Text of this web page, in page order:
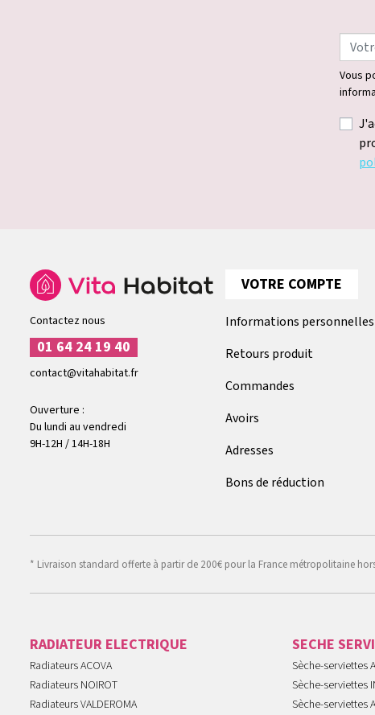
Vous
Contactez nous
01 64 24 19 40
contact@vitahabitat.fr
Ouverture :
Du lundi au vendredi
9H-12H / 14H-18H
VOTRE COMPTE
Informations personnelles
Retours produit
Commandes
Avoirs
Adresses
Bons de réduction
* Livraison standard offerte à partir de 200€ pour la France métropolitaine
RADIATEUR ELECTRIQUE
Radiateurs ACOVA
Radiateurs NOIROT
Radiateurs VALDEROMA
SECHE
Sèche-serviettes
Sèche-serviettes
Sèche-serviettes